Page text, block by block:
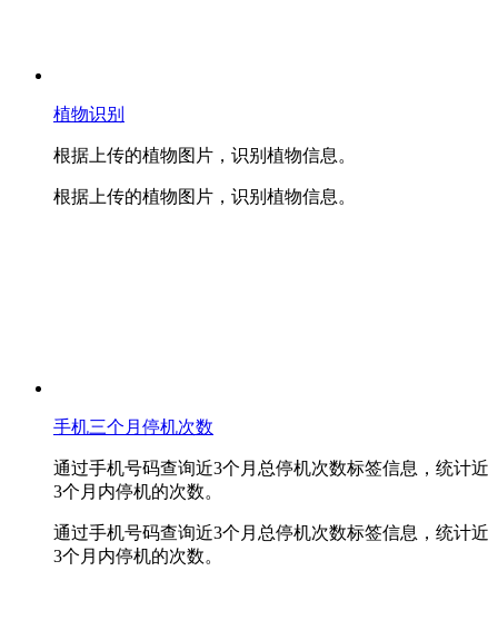
植物识别
根据上传的植物图片，识别植物信息。
根据上传的植物图片，识别植物信息。
手机三个月停机次数
通过手机号码查询近3个月总停机次数标签信息，统计近
3个月内停机的次数。
通过手机号码查询近3个月总停机次数标签信息，统计近
3个月内停机的次数。